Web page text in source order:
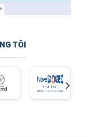
TÔI